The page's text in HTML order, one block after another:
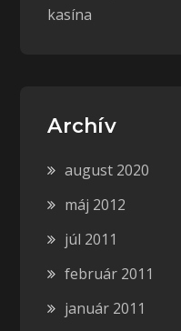
kasína
Archív
august 2020
máj 2012
júl 2011
február 2011
január 2011